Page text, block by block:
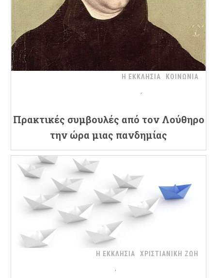
Η ΕΚΚΛΗΣΙΑ ΚΟΙΝΩΝΙΑ
Πρακτικές συμβουλές από τον Λούθηρο
την ώρα μιας πανδημίας
Η ΕΚΚΛΗΣΙΑ ΧΡΙΣΤΙΑΝΙΚΗ ΖΩΗ